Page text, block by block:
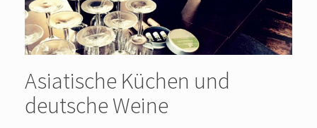
Asiatische Küchen und
deutsche Weine